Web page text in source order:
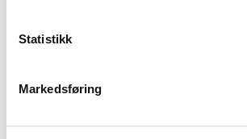
Statistikk
Markedsføring
barnehagelærer og PPU